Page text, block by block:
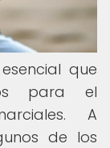
que
para el
A
de los